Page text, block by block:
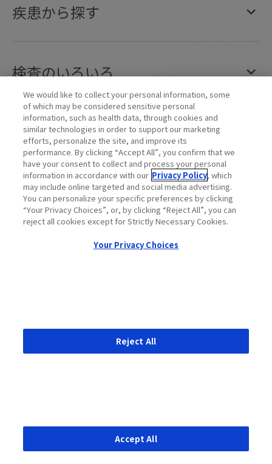
疾患から探す
検査のいろいろ
個人情報の取り扱いについて
法律上の注意
Your Privacy Choices
が掲載されている場合もあります。それぞれの居住国
における正当な法的手続や規制、登録、慣習法を満た
We would like to collect your personal information, some
of which may be considered sensitive personal
information, such as health data, through cookies and
similar technologies in order to support our marketing
efforts, personalize the site, and improve its
performance. By clicking “Accept All”, you confirm that we
have your consent to collect and process your personal
information in accordance with our Privacy Policy, which
may include online targeted and social media advertising.
You can personalize your specific preferences by clicking
“Your Privacy Choices”, or, by clicking “Reject All”, you can
reject all cookies except for Strictly Necessary Cookies.
Your Privacy Choices
Reject All
Accept All